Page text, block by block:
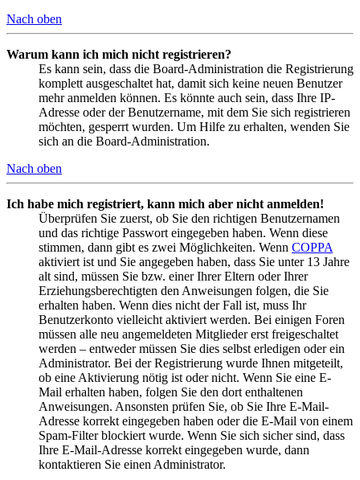
Nach oben
Warum kann ich mich nicht registrieren?
Es kann sein, dass die Board-Administration die Registrierung
komplett ausgeschaltet hat, damit sich keine neuen Benutzer
mehr anmelden können. Es könnte auch sein, dass Ihre IP-
Adresse oder der Benutzername, mit dem Sie sich registrieren
möchten, gesperrt wurden. Um Hilfe zu erhalten, wenden Sie
sich an die Board-Administration.
Nach oben
Ich habe mich registriert, kann mich aber nicht anmelden!
Überprüfen Sie zuerst, ob Sie den richtigen Benutzernamen
und das richtige Passwort eingegeben haben. Wenn diese
stimmen, dann gibt es zwei Möglichkeiten. Wenn COPPA
aktiviert ist und Sie angegeben haben, dass Sie unter 13 Jahre
alt sind, müssen Sie bzw. einer Ihrer Eltern oder Ihrer
Erziehungsberechtigten den Anweisungen folgen, die Sie
erhalten haben. Wenn dies nicht der Fall ist, muss Ihr
Benutzerkonto vielleicht aktiviert werden. Bei einigen Foren
müssen alle neu angemeldeten Mitglieder erst freigeschaltet
werden – entweder müssen Sie dies selbst erledigen oder ein
Administrator. Bei der Registrierung wurde Ihnen mitgeteilt,
ob eine Aktivierung nötig ist oder nicht. Wenn Sie eine E-
Mail erhalten haben, folgen Sie den dort enthaltenen
Anweisungen. Ansonsten prüfen Sie, ob Sie Ihre E-Mail-
Adresse korrekt eingegeben haben oder die E-Mail von einem
Spam-Filter blockiert wurde. Wenn Sie sich sicher sind, dass
Ihre E-Mail-Adresse korrekt eingegeben wurde, dann
kontaktieren Sie einen Administrator.